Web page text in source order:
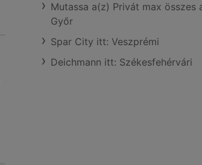
Mutassa a(z) Privát max összes
Győr
Spar City itt: Veszprémi
Deichmann itt: Székesfehérvári